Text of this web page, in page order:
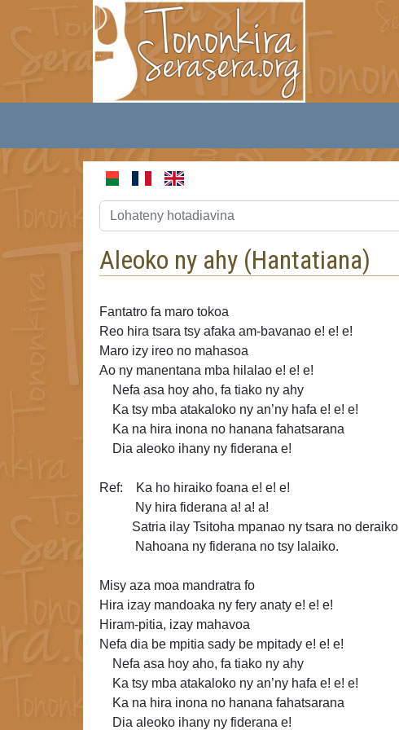
Aleoko ny ahy (Hantatiana)
Fantatro fa maro tokoa
Reo hira tsara tsy afaka am-bavanao e! e! e!
Maro izy ireo no mahasoa
Ao ny manentana mba hilalao e! e! e!
Nefa asa hoy aho, fa tiako ny ahy
Ka tsy mba atakaloko ny an’ny hafa e! e! e!
Ka na hira inona no hanana fahatsarana
Dia aleoko ihany ny fiderana e!
Ref: Ka ho hiraiko foana e! e! e!
Ny hira fiderana a! a! a!
Satria ilay Tsitoha mpanao ny tsara no deraiko
Nahoana ny fiderana no tsy lalaiko.
Misy aza moa mandratra fo
Hira izay mandoaka ny fery anaty e! e! e!
Hiram-pitia, izay mahavoa
Nefa dia be mpitia sady be mpitady e! e! e!
Nefa asa hoy aho, fa tiako ny ahy
Ka tsy mba atakaloko ny an’ny hafa e! e! e!
Ka na hira inona no hanana fahatsarana
Dia aleoko ihany ny fiderana e!